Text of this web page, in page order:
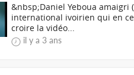
&nbsp;Daniel Yeboua amaigri
international ivoirien qui en
croire la vidéo...
il y a 3 ans